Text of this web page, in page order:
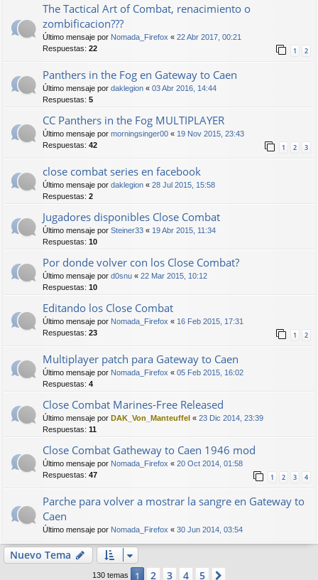
The Tactical Art of Combat, renacimiento o
zombificacion???
Último mensaje por Nomada_Firefox « 22 Abr 2017, 00:21
Respuestas: 22 1 2
Panthers in the Fog en Gateway to Caen
Último mensaje por daklegion « 03 Abr 2016, 14:44
Respuestas: 5
CC Panthers in the Fog MULTIPLAYER
Último mensaje por morningsinger00 « 19 Nov 2015, 23:43
Respuestas: 42 1 2 3
close combat series en facebook
Último mensaje por daklegion « 28 Jul 2015, 15:58
Respuestas: 2
Jugadores disponibles Close Combat
Último mensaje por Steiner33 « 19 Abr 2015, 11:34
Respuestas: 10
Por donde volver con los Close Combat?
Último mensaje por d0snu « 22 Mar 2015, 10:12
Respuestas: 10
Editando los Close Combat
Último mensaje por Nomada_Firefox « 16 Feb 2015, 17:31
Respuestas: 23 1 2
Multiplayer patch para Gateway to Caen
Último mensaje por Nomada_Firefox « 05 Feb 2015, 16:02
Respuestas: 4
Close Combat Marines-Free Released
Último mensaje por DAK_Von_Manteuffel « 23 Dic 2014, 23:39
Respuestas: 11
Close Combat Gatheway to Caen 1946 mod
Último mensaje por Nomada_Firefox « 20 Oct 2014, 01:58
Respuestas: 47 1 2 3 4
Parche para volver a mostrar la sangre en Gateway to
Caen
Último mensaje por Nomada_Firefox « 30 Jun 2014, 03:54
Nuevo Tema
130 temas 1 2 3 4 5